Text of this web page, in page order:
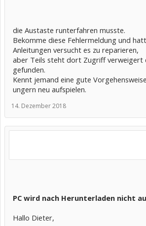
die Austaste runterfahren musste.
Bekomme diese Fehlermeldung und
Anleitungen versucht es zu reparieren,
aber Teils steht dort Zugriff verweigert
gefunden.
Kennt jemand eine gute
ungern neu aufspielen.
14. Dezember 2018
PC wird nach Herunterladen nicht
Hallo Dieter,